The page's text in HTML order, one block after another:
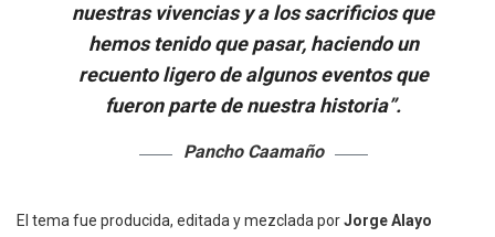
nuestras vivencias y a los sacrificios que
hemos tenido que pasar, haciendo un
recuento ligero de algunos eventos que
fueron parte de nuestra historia”.
Pancho Caamaño
El tema fue producida, editada y mezclada porJorge Alayo